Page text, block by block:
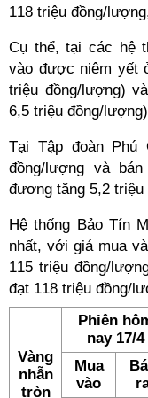
118 triệu đồng/
Cụ thể, tại các hệ
vào được niêm yết
triệu đồng/lượng)
6,5 triệu đồng/
Tại Tập đoàn Phú
đồng/lượng và
đương tăng 5,2
Hệ thống Bảo Tín
nhất, với giá mua
115 triệu đồng/
đạt 118 triệu đồng/
Vàng
nhẫn
tròn
Phiên
nay 17/4
Mua
vào